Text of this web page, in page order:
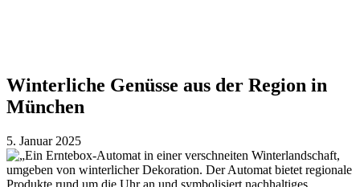
Winterliche Genüsse aus der Region in
München
5. Januar 2025